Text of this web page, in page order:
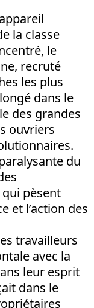
la classe
le
recruté
les plus
dans le
des grandes
ouvriers
du
pèsent
et l’action des
travailleurs
avec la
leur esprit
dans le